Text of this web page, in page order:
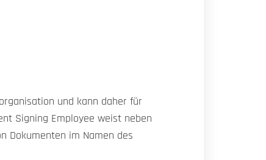
und kann daher für
Signing Employee weist neben
Dokumenten im Namen des